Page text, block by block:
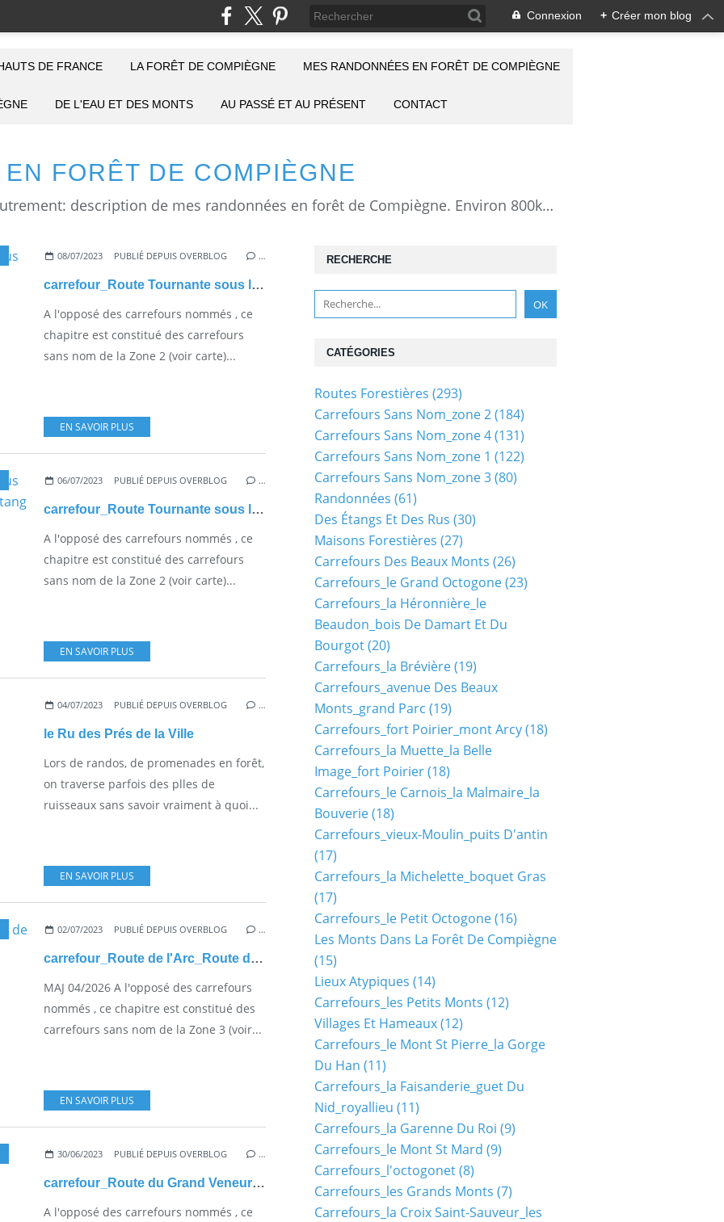
Connexion + Créer mon blog
EN FORÊT DE COMPIÈGNE
la Forêt de Compiègne vue autrement: description de mes randonnées en forêt de Compiègne. Environ 800km de randos et 25000 photos pour montrer cette forêt magnifique et ses particularités: les lieux atypiques comme la Grotte des Ramoneurs, la Pierre Torniche... Mais aussi les 313 carrefours nommés, plus de 100 routes forestières, les étangs, les Rus, des villages et hameaux ...
DE FRANCE LA FORÊT DE COMPIÈGNE MES RANDONNÉES EN FORÊT DE COMPIÈGNE
DE L'EAU ET DES MONTS AU PASSÉ ET AU PRÉSENT CONTACT
08/07/2023 PUBLIÉ DEPUIS OVERBLOG …
carrefour_Route Tournante sous le Mont Saint-Mard_Route de la Bourdelotte
A l'opposé des carrefours nommés , ce
chapitre est constitué des carrefours
sans nom de la Zone 2 (voir carte)...
EN SAVOIR PLUS
06/07/2023 PUBLIÉ DEPUIS OVERBLOG …
carrefour_Route Tournante sous le Mont Saint-Mard_Route de l'étang
A l'opposé des carrefours nommés , ce
chapitre est constitué des carrefours
sans nom de la Zone 2 (voir carte)...
EN SAVOIR PLUS
04/07/2023 PUBLIÉ DEPUIS OVERBLOG …
le Ru des Prés de la Ville
Lors de randos, de promenades en forêt,
on traverse parfois des plles de
ruisseaux sans savoir vraiment à quoi...
EN SAVOIR PLUS
02/07/2023 PUBLIÉ DEPUIS OVERBLOG …
carrefour_Route de l'Arc_Route de la Flèche
MAJ 04/2026 A l'opposé des carrefours
nommés , ce chapitre est constitué des
carrefours sans nom de la Zone 3 (voir...
EN SAVOIR PLUS
30/06/2023 PUBLIÉ DEPUIS OVERBLOG …
carrefour_Route du Grand Veneur_Route de la Ruine
A l'opposé des carrefours nommés , ce
RECHERCHE
CATÉGORIES
Routes Forestières (293)
Carrefours Sans Nom_zone 2(184)
Carrefours Sans Nom_zone 4(131)
Carrefours Sans Nom_zone 1 (122)
Carrefours Sans Nom_zone 3(80)
Randonnées (61)
Des Étangs Et Des Rus (30)
Maisons Forestières (27)
Carrefours Des Beaux Monts (26)
Carrefours_le Grand Octogone(23)
Carrefours_la Héronnière_le
Beaudon_bois De Damart Et Du
Bourgot(20)
Carrefours_la Brévière(19)
Carrefours_avenue Des Beaux
Monts_grand Parc (19)
Carrefours_fort Poirier_mont Arcy(18)
Carrefours_la Muette_la Belle
Image_fort Poirier(18)
Carrefours_le Carnois_la Malmaire_la
Bouverie(18)
Carrefours_vieux-Moulin_puits D'antin
(17)
Carrefours_la Michelette_boquet Gras
(17)
Carrefours_le Petit Octogone(16)
Les Monts Dans La Forêt De Compiègne
(15)
Lieux Atypiques (14)
Carrefours_les Petits Monts (12)
Villages Et Hameaux(12)
Carrefours_le Mont St Pierre_la Gorge
Du Han (11)
Carrefours_la Faisanderie_guet Du
Nid_royallieu (11)
Carrefours_la Garenne Du Roi (9)
Carrefours_le Mont St Mard (9)
Carrefours_l'octogonet(8)
Carrefours_les Grands Monts (7)
Carrefours_la Croix Saint-Sauveur_les